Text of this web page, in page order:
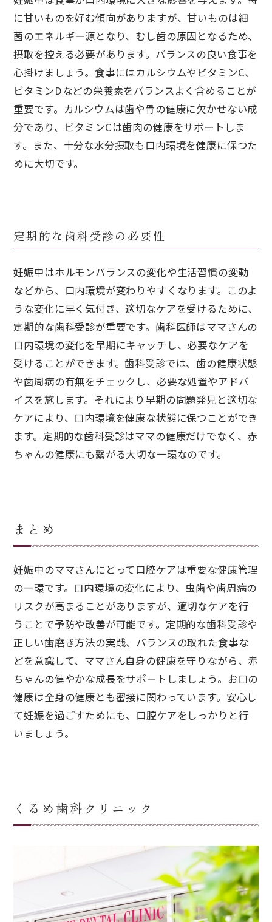
に甘いものを好む傾向がありますが、甘いものは細
菌のエネルギー源となり、むし歯の原因となるため、
摂取を控える必要があります。バランスの良い食事を
心掛けましょう。食事にはカルシウムやビタミンC、
ビタミンDなどの栄養素をバランスよく含めることが
重要です。カルシウムは歯や骨の健康に欠かせない成
分であり、ビタミンCは歯肉の健康をサポートしま
す。また、十分な水分摂取も口内環境を健康に保つた
めに大切です。
定期的な歯科受診の必要性
妊娠中はホルモンバランスの変化や生活習慣の変動
などから、口内環境が変わりやすくなります。このよ
うな変化に早く気付き、適切なケアを受けるために、
定期的な歯科受診が重要です。歯科医師はママさんの
口内環境の変化を早期にキャッチし、必要なケアを
受けることができます。歯科受診では、歯の健康状態
や歯周病の有無をチェックし、必要な処置やアドバ
イスを施します。それにより早期の問題発見と適切な
ケアにより、口内環境を健康な状態に保つことができ
ます。定期的な歯科受診はママの健康だけでなく、赤
ちゃんの健康にも繋がる大切な一環なのです。
まとめ
妊娠中のママさんにとって口腔ケアは重要な健康管理
の一環です。口内環境の変化により、虫歯や歯周病の
リスクが高まることがありますが、適切なケアを行
うことで予防や改善が可能です。定期的な歯科受診や
正しい歯磨き方法の実践、バランスの取れた食事な
どを意識して、ママさん自身の健康を守りながら、赤
ちゃんの健やかな成長をサポートしましょう。お口の
健康は全身の健康とも密接に関わっています。安心し
て妊娠を過ごすためにも、口腔ケアをしっかりと行
いましょう。
くるめ歯科クリニック